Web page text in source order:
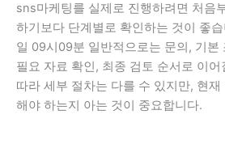
sns마케팅를 실제로 진행하려면 처음
하기보다 단계별로 확인하는 것이 좋
일 09시09분 일반적으로는 문의, 기본
필요 자료 확인, 최종 검토 순서로 이어
따라 세부 절차는 다를 수 있지만, 현
해야 하는지 아는 것이 중요합니다.